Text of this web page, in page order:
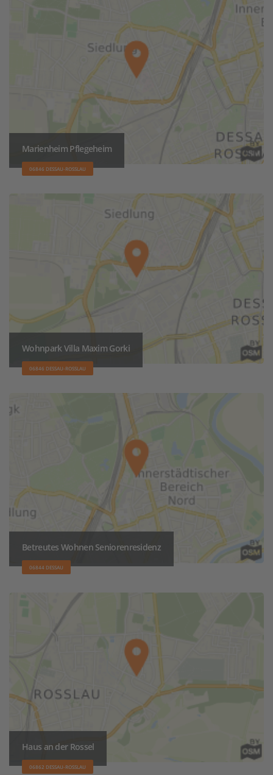
Marienheim Pflegeheim
06846 DESSAU-ROSSLAU
Wohnpark Villa Maxim Gorki
06846 DESSAU-ROSSLAU
Betreutes Wohnen Seniorenresidenz
06844 DESSAU
Haus an der Rossel
06862 DESSAU-ROSSLAU